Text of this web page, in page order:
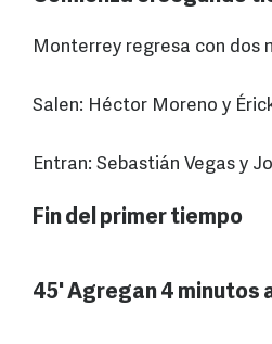
Monterrey regresa con dos
Salen: Héctor Moreno y
Entran: Sebastián Vegas y
Fin del primer tiempo
45' Agregan 4 minutos